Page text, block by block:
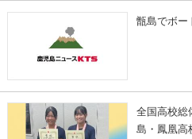
甑島でボー
全国高校
島・鳳凰高